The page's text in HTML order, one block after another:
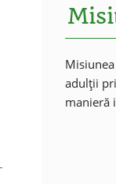
adulții
manieră